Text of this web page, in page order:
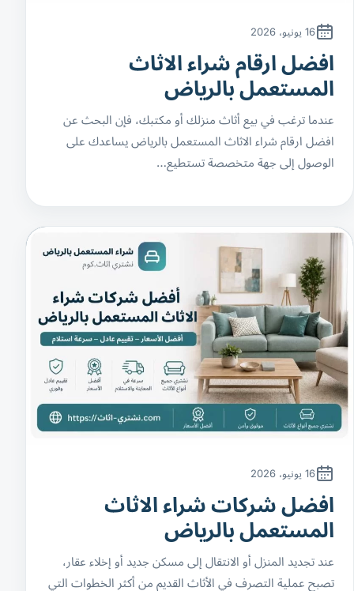
16 يونيو، 2026
افضل ارقام شراء الاثاث
المستعمل بالرياض
عندما ترغب في بيع أثاث منزلك أو مكتبك، فإن البحث عن
افضل ارقام شراء الاثاث المستعمل بالرياض يساعدك على
الوصول إلى جهة متخصصة تستطيع…
16 يونيو، 2026
افضل شركات شراء الاثاث
المستعمل بالرياض
عند تجديد المنزل أو الانتقال إلى مسكن جديد أو إخلاء عقار،
تصبح عملية التصرف في الأثاث القديم من أكثر الخطوات التي